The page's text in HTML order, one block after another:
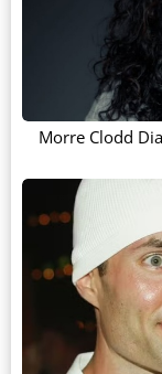
Morre Clodd